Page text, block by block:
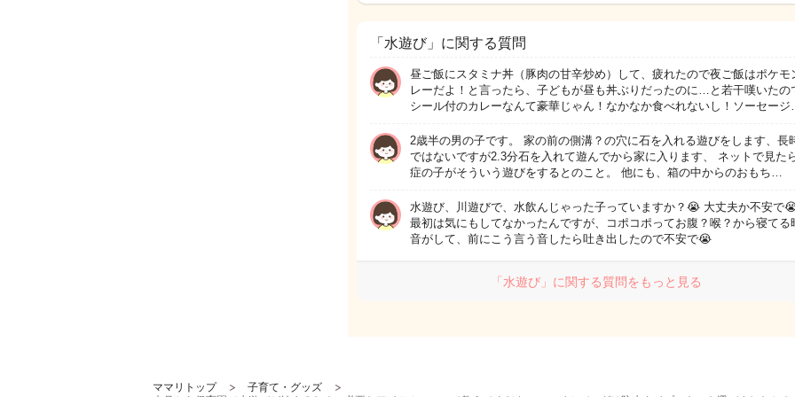
「水遊び」に関する質問
昼ご飯にスタミナ丼（豚肉の甘辛炒め）して、疲れたので夜ご飯はポケモ
レーだよ！と言ったら、子どもが昼も丼ぶりだったのに…と若干嘆いたの
シール付のカレーなんて豪華じゃん！なかなか食べれないし！ソーセー
2歳半の男の子です。 家の前の側溝？の穴に石を入れる遊びをします、長
ではないですが2.3分石を入れて遊んでから家に入ります、 ネットで見た
症の子がそういう遊びをするとのこと。 他にも、箱の中からのおもち…
水遊び、川遊びで、水飲んじゃった子っていますか？😭 大丈夫か不安で
最初は気にもしてなかったんですが、コポコポってお腹？喉？から寝てる
音がして、前にこう言う音したら吐き出したので不安で😭
「水遊び」に関する質問をもっと見る
ママリトップ
子育て・グッズ